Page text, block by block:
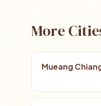
More
Mueang